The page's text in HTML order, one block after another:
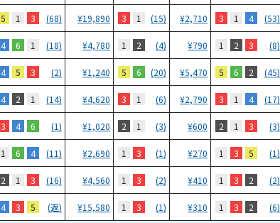
5 1 3 (68) ¥19,890 3 1 (15) ¥2,710 3 1 4 (53)
4 6 1 (18) ¥4,780 1 2 (4) ¥790 1 2 3 (8)
4 5 3 (2) ¥1,240 5 6 (20) ¥5,470 5 6 2 (45)
4 2 1 (14) ¥4,620 3 1 (6) ¥2,790 3 1 4 (17)
3 4 6 (1) ¥1,020 2 1 (3) ¥600 2 1 3 (3)
1 6 4 (11) ¥2,690 1 3 (1) ¥270 1 3 5 (1)
2 1 3 (16) ¥4,560 1 3 (2) ¥410 1 3 2 (2)
4 3 5 (返) ¥15,580 1 3 (1) ¥310 1 3 2 (6)